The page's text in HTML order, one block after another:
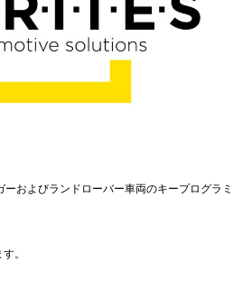
およびランドローバー車両のキープログラミ
。